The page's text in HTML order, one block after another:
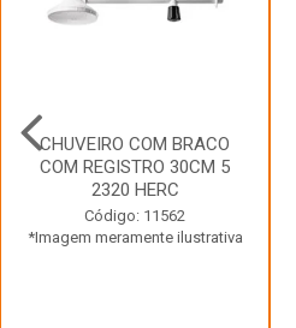
CHUVEIRO COM BRACO
COM REGISTRO 30CM 5
2320 HERC
Código: 11562
*Imagem meramente ilustrativa